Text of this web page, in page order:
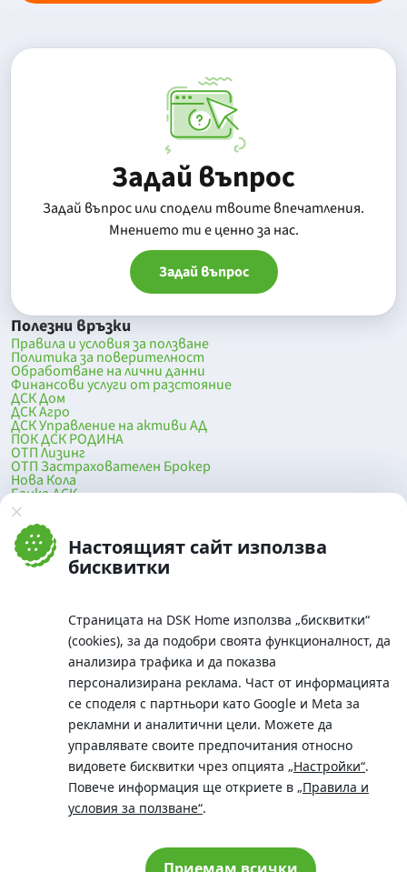
Настоящият сайт използва
бисквитки
Страницата на DSK Home използва „бисквитки“
(cookies), за да подобри своята функционалност, да
анализира трафика и да показва
персонализирана реклама. Част от информацията
се споделя с партньори като Google и Meta за
рекламни и аналитични цели. Можете да
управлявате своите предпочитания относно
видовете бисквитки чрез опцията „Настройки“.
Повече информация ще откриете в „Правила и
условия за ползване“.
Задай въпрос
Задай въпрос или сподели твоите впечатления.
Mнението ти е ценно за нас.
Задай въпрос
Полезни връзки
Правила и условия за ползване
Политика за поверителност
Обработване на лични данни
Финансови услуги от разстояние
ДСК Дом
ДСК Агро
ДСК Управление на активи АД
ПОК ДСК РОДИНА
ОТП Лизинг
ОТП Застрахователен Брокер
Нова Кола
Банка ДСК
DSK Mobile
Оферти за продажба от Банка ДСК
Клонова мрежа и банкомати
До началото на страницата
Телефон:
0700 10 375 / *2375
Московска No.19 / ул. Г. Бенковски No. 5, София 1036
SWIFT/BIC:
BIC/SWIFT на Банка ДСК: STSABGSF